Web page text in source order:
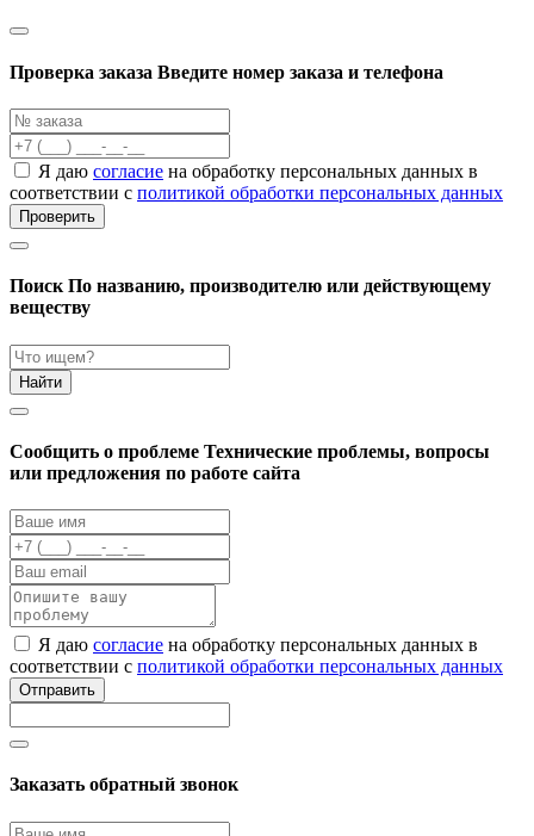
Проверка заказа Введите номер заказа и телефона
Я даю согласие на обработку персональных данных в
соответствии с политикой обработки персональных данных
Проверить
Поиск По названию, производителю или действующему
веществу
Найти
Cообщить о проблеме Технические проблемы, вопросы
или предложения по работе сайта
Я даю согласие на обработку персональных данных в
соответствии с политикой обработки персональных данных
Отправить
Заказать обратный звонок